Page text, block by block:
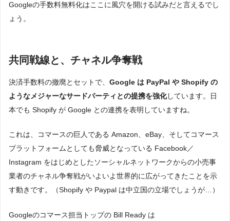
Googleの手数料無料化はここに風穴を開ける試みだと言えるでし
ょう。
共同戦線と、チャネル争奪戦
決済手数料の撤廃とセットで、 Google は PayPal や Shopify の
ようなメジャーなサードパーティとの提携を強化しています。日
本でも Shopify が Google との連携を表明していますね。
これは、コマースの巨人である Amazon、eBay、そしてコマース
プラットフォームとしても脅威となっている Facebook／
Instagram をはじめとしたソーシャルネットワークからの小売事
業者のチャネル争奪戦がいよいよ世界的に広がってきたことを示
す動きです。（Shopify や Paypal は中立国の立場でしょうが…）
Googleのコマース担当トップの Bill Ready は